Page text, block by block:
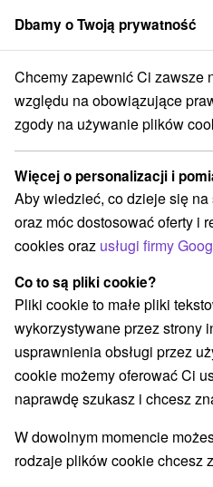
członek grupySorger
kraj Bratislava - Staré
Hotel Galéria
Bratislava - Staré Mesto
Zarezerwuj
REZERWACJA I
Skontaktuj się
Przejdź do lokalizacji
O URZĄDZENIA SPRZĘT
Dbamy o Twoją prywatność
Chcemy zapewnić Ci zawsze
względu na obowiązujące
zgody na używanie plików
Więcej o personalizacji i
Aby wiedzieć, co dzieje się
oraz móc dostosować oferty i
cookies oraz usługi firmy
Co to są pliki cookie?
Pliki cookie to małe pliki
wykorzystywane przez strony
usprawnienia obsługi przez
cookie możemy oferować Ci
naprawdę szukasz i chcesz
W dowolnym momencie
rodzaje plików cookie chcesz